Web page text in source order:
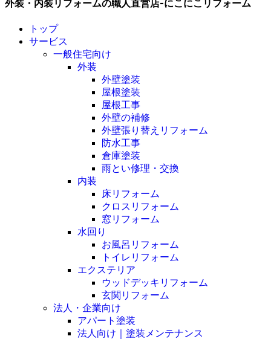
外装・内装リフォームの職人直営店-にこにこリフォーム
トップ
サービス
一般住宅向け
外装
外壁塗装
屋根塗装
屋根工事
外壁の補修
外壁張り替えリフォーム
防水工事
倉庫塗装
雨とい修理・交換
内装
床リフォーム
クロスリフォーム
窓リフォーム
水回り
お風呂リフォーム
トイレリフォーム
エクステリア
ウッドデッキリフォーム
玄関リフォーム
法人・企業向け
アパート塗装
法人向け｜塗装メンテナンス